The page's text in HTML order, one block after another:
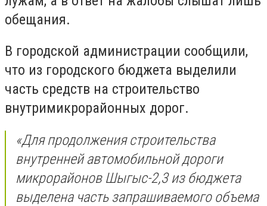
обещания.
В городской администрации сообщили,
что из городского бюджета выделили
часть средств на строительство
внутримикрорайонных дорог.
«Для продолжения строительства
внутренней автомобильной дороги
микрорайонов Шыгыс-2,3 из бюджета
выделена часть запрашиваемого объема